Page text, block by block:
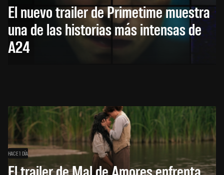
El nuevo trailer de Primetime muestra
una de las historias más intensas de
A24
HACE 1 DÍA
El trailer de Mal de Amores enfrenta